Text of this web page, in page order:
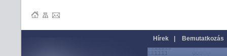
Hírek Bemutatkozás